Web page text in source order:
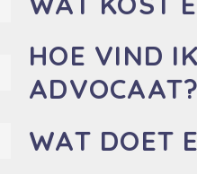
HOE VIND
ADVOCAAT?
WAT DOET